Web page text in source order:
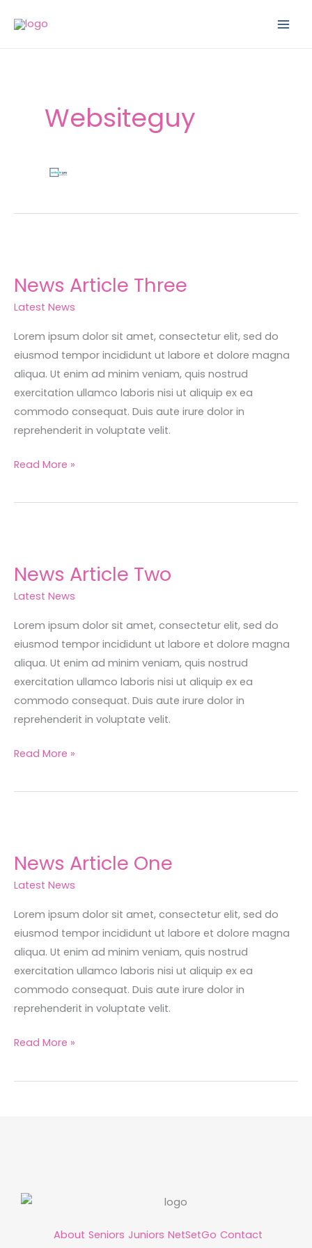
Websiteguy
News Article Three
Latest News
Lorem ipsum dolor sit amet, consectetur elit, sed do
eiusmod tempor incididunt ut labore et dolore magna
aliqua. Ut enim ad minim veniam, quis nostrud
exercitation ullamco laboris nisi ut aliquip ex ea
commodo consequat. Duis aute irure dolor in
reprehenderit in voluptate velit.
Three
Read More »
News Article Two
Latest News
Lorem ipsum dolor sit amet, consectetur elit, sed do
eiusmod tempor incididunt ut labore et dolore magna
aliqua. Ut enim ad minim veniam, quis nostrud
exercitation ullamco laboris nisi ut aliquip ex ea
commodo consequat. Duis aute irure dolor in
reprehenderit in voluptate velit.
Two
Read More »
News Article One
Latest News
Lorem ipsum dolor sit amet, consectetur elit, sed do
eiusmod tempor incididunt ut labore et dolore magna
aliqua. Ut enim ad minim veniam, quis nostrud
exercitation ullamco laboris nisi ut aliquip ex ea
commodo consequat. Duis aute irure dolor in
reprehenderit in voluptate velit.
One
Read More »
About Seniors Juniors NetSetGo Contact